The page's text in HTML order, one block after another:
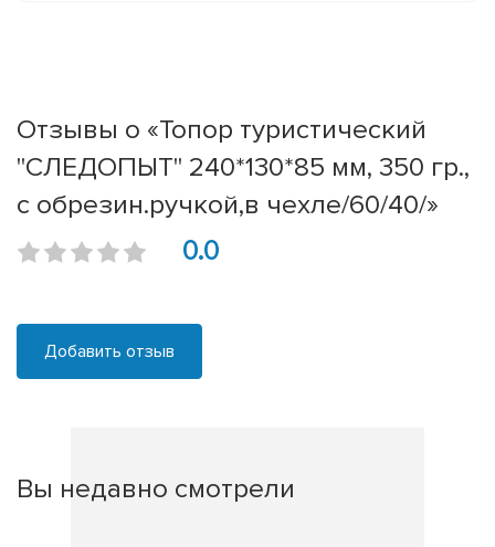
Отзывы о «Топор туристический
"СЛЕДОПЫТ" 240*130*85 мм, 350 гр.,
с обрезин.ручкой,в чехле/60/40/»
0.0
Добавить отзыв
Вы недавно смотрели